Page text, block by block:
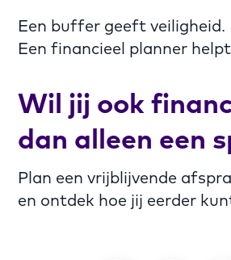
Een buffer geeft veiligheid.
Een financieel planner
Wil jij ook
dan alleen een
Plan een vrijblijvende
en ontdek hoe jij eerder